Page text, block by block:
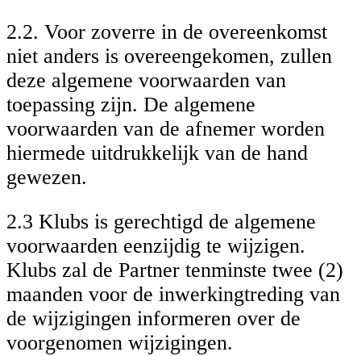
2.2. Voor zoverre in de overeenkomst
niet anders is overeengekomen, zullen
deze algemene voorwaarden van
toepassing zijn. De algemene
voorwaarden van de afnemer worden
hiermede uitdrukkelijk van de hand
gewezen.
2.3 Klubs is gerechtigd de algemene
voorwaarden eenzijdig te wijzigen.
Klubs zal de Partner tenminste twee (2)
maanden voor de inwerkingtreding van
de wijzigingen informeren over de
voorgenomen wijzigingen.